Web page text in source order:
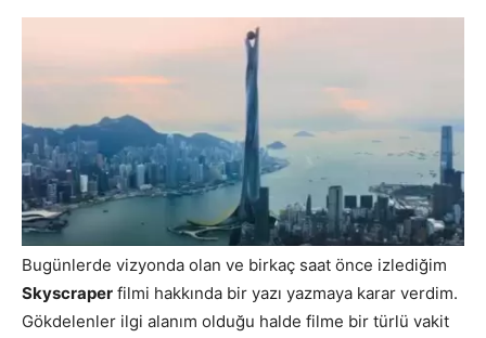
Bugünlerde vizyonda olan ve birkaç saat önce izlediğim
Skyscraper filmi hakkında bir yazı yazmaya karar verdim.
Gökdelenler ilgi alanım olduğu halde filme bir türlü vakit